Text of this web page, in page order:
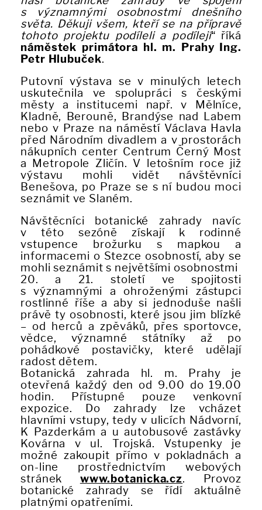
s významnými osobnostmi dnešního
světa. Děkuji všem, kteří se na přípravě
tohoto projektu podíleli a podílejí“ říká
náměstek primátora hl. m. Prahy Ing.
Petr Hlubuček.
Putovní výstava se v minulých letech
uskutečnila ve spolupráci s českými
městy a institucemi např. v Mělníce,
Kladně, Berouně, Brandýse nad Labem
nebo v Praze na náměstí Václava Havla
před Národním divadlem a v prostorách
nákupních center Centrum Černý Most
a Metropole Zličín. V letošním roce již
výstavu mohli vidět návštěvníci
Benešova, po Praze se s ní budou moci
seznámit ve Slaném.
Návštěcníci botanické zahrady navíc
v této sezóně získají k rodinné
vstupence brožurku s mapkou a
informacemi o Stezce osobností, aby se
mohli seznámit s největšími osobnostmi
20. a 21. století ve spojitosti
s významnými a ohroženými zástupci
rostlinné říše a aby si jednoduše našli
právě ty osobnosti, které jsou jim blízké
– od herců a zpěváků, přes sportovce,
vědce, významné státníky až po
pohádkové postavičky, které udělají
radost dětem.
Botanická zahrada hl. m. Prahy je
otevřená každý den od 9.00 do 19.00
hodin. Přístupné pouze venkovní
expozice. Do zahrady lze vcházet
hlavními vstupy, tedy v ulicích Nádvorní,
K Pazderkám a u autobusové zastávky
Kovárna v ul. Trojská. Vstupenky je
možné zakoupit přímo v pokladnách a
on-line prostřednictvím webových
stránek www.botanicka.cz. Provoz
botanické zahrady se řídí aktuálně
platnými opatřeními.